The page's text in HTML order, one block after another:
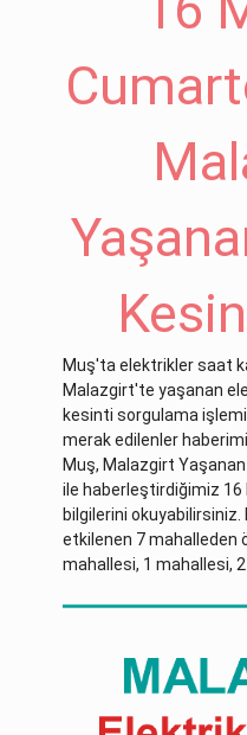
Muş'ta elektrikler saat
Malazgirt'te yaşanan
kesinti sorgulama
merak edilenler
Muş, Malazgirt Yaşanan
ile haberleştirdiğimiz 16
bilgilerini
etkilenen 7 mahalleden
mahallesi, 1 mahallesi,